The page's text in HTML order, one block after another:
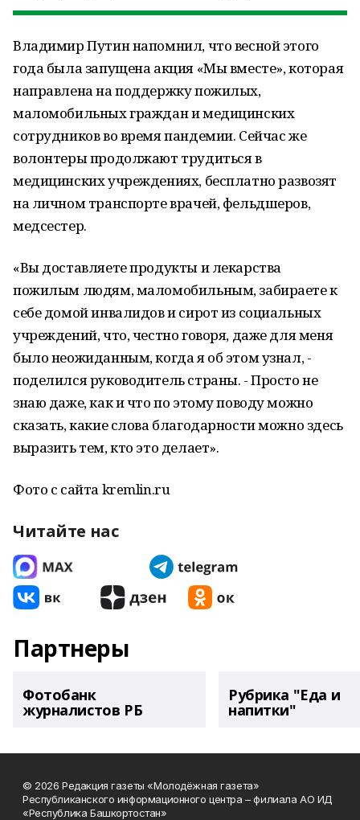
Владимир Путин напомнил, что весной этого
года была запущена акция «Мы вместе», которая
направлена на поддержку пожилых,
маломобильных граждан и медицинских
сотрудников во время пандемии. Сейчас же
волонтеры продолжают трудиться в
медицинских учреждениях, бесплатно развозят
на личном транспорте врачей, фельдшеров,
медсестер.
«Вы доставляете продукты и лекарства
пожилым людям, маломобильным, забираете к
себе домой инвалидов и сирот из социальных
учреждений, что, честно говоря, даже для меня
было неожиданным, когда я об этом узнал, -
поделился руководитель страны. - Просто не
знаю даже, как и что по этому поводу можно
сказать, какие слова благодарности можно здесь
выразить тем, кто это делает».
Фото с сайта kremlin.ru
Читайте нас
Партнеры
Фотобанк
журналистов РБ
Рубрика "Еда и
напитки"
© 2026 Редакция газеты «Молодёжная газета»
Республиканского информационного центра – филиала АО ИД
«Республика Башкортостан»